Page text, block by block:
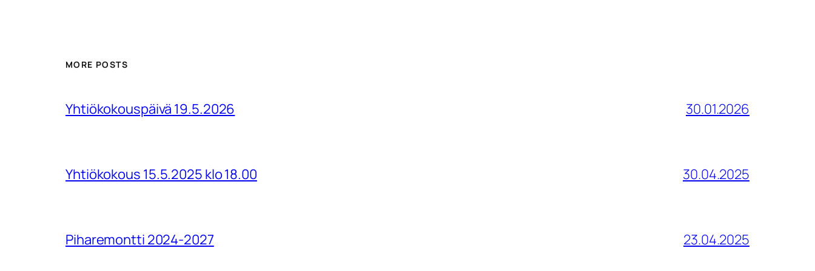
MORE POSTS
Yhtiökokouspäivä 19.5.2026 30.01.2026
Yhtiökokous 15.5.2025 klo 18.00 30.04.2025
Piharemontti 2024-2027 23.04.2025